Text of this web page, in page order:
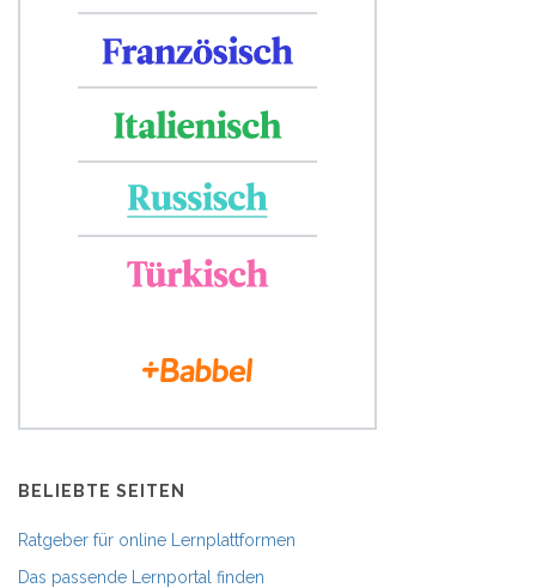
BELIEBTE SEITEN
Ratgeber für online Lernplattformen
Das passende Lernportal finden